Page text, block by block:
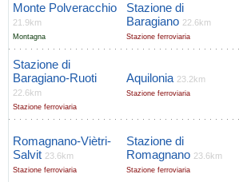
Monte Polveracchio
21.9km
Montagna
Stazione di
Baragiano 22.6km
Stazione ferroviaria
Stazione di
Baragiano-Ruoti
22.6km
Stazione ferroviaria
Aquilonia 23.2km
Stazione ferroviaria
Romagnano-Viètri-
Salvit 23.6km
Stazione ferroviaria
Stazione di
Romagnano 23.6km
Stazione ferroviaria